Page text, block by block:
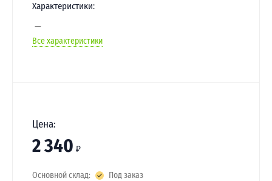
Характеристики:
Все характеристики
Цена:
2 340 ₽
Основной склад: Под заказ